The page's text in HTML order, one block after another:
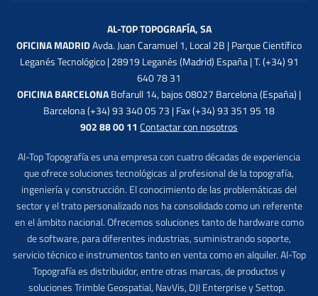
AL-TOP TOPOGRAFÍA, SA
OFICINA MADRIDAvda. Juan Caramuel 1, Local 2B | Parque Científico
Leganés Tecnológico | 28919 Leganés (Madrid) España | T. (+34) 91
640 78 31
OFICINA BARCELONABofarull 14, bajos 08027 Barcelona (España) |
Barcelona (+34) 93 340 05 73 | Fax (+34) 93 351 95 18
902 88 00 11 Contactar con nosotros
Al-Top Topografía es una empresa con cuatro décadas de experiencia
que ofrece soluciones tecnológicas al profesional de la topografía,
ingeniería y construcción. El conocimiento de las problemáticas del
sector y el trato personalizado nos ha consolidado como un referente
en el ámbito nacional. Ofrecemos soluciones tanto de hardware como
de software, para diferentes industrias, suministrando soporte,
servicio técnico e instrumentos tanto en venta como en alquiler. Al-Top
Topografía es distribuidor, entre otras marcas, de productos y
soluciones Trimble Geospatial, NavVis, DJI Enterprise y Settop.